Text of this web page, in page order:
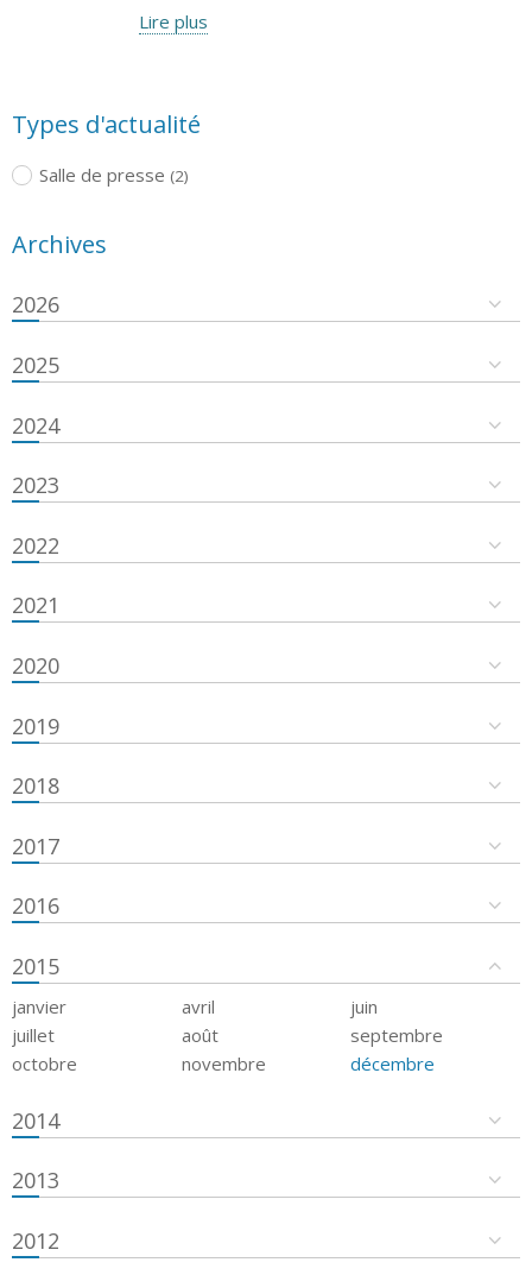
Lire plus
Types d'actualité
Salle de presse (2)
Archives
2026
2025
2024
2023
2022
2021
2020
2019
2018
2017
2016
2015
janvier avril
juin
juillet
août
septembre
octobre
novembre décembre
2014
2013
2012